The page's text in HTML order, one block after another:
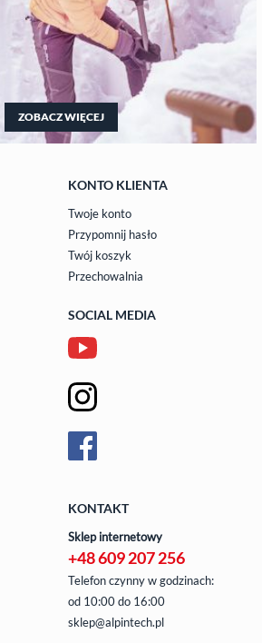
ZOBACZ WIĘCEJ
KONTO KLIENTA
Twoje konto
Przypomnij hasło
Twój koszyk
Przechowalnia
SOCIAL MEDIA
KONTAKT
Sklep internetowy
+48 609 207 256
Telefon czynny w godzinach:
od 10:00 do 16:00
sklep@alpintech.pl